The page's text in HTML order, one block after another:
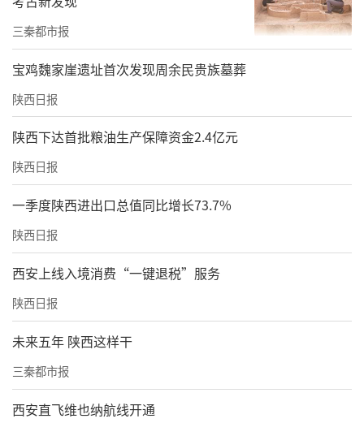
三秦都市报
宝鸡魏家崖遗址首次发现周余民贵族墓葬
陕西日报
陕西下达首批粮油生产保障资金2.4亿元
陕西日报
一季度陕西进出口总值同比增长73.7%
陕西日报
西安上线入境消费“一键退税”服务
陕西日报
未来五年 陕西这样干
三秦都市报
西安直飞维也纳航线开通